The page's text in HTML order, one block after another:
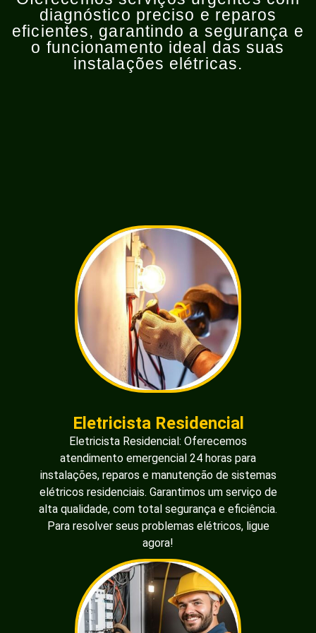
diagnóstico preciso e reparos
eficientes, garantindo a segurança e
o funcionamento ideal das suas
instalações elétricas.
Eletricista Residencial
Eletricista Residencial: Oferecemos
atendimento emergencial 24 horas para
instalações, reparos e manutenção de sistemas
elétricos residenciais. Garantimos um serviço de
alta qualidade, com total segurança e eficiência.
Para resolver seus problemas elétricos, ligue
agora!